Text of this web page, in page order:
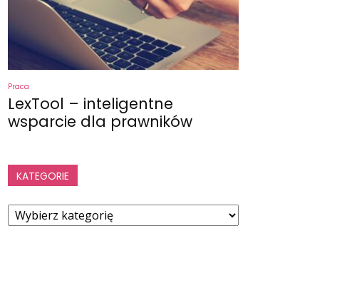
Praca
LexTool – inteligentne
wsparcie dla prawników
KATEGORIE
Kategorie